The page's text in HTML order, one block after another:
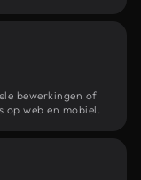
bewerkingen of
op web en mobiel.